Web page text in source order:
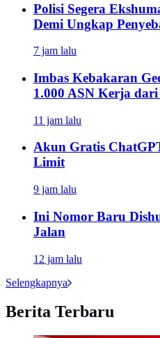
Polisi Segera
Demi Ungkap
7 jam lalu
Imbas Kebakaran
1.000 ASN Kerja
11 jam lalu
Akun Gratis
Limit
9 jam lalu
Ini Nomor Baru
Jalan
12 jam lalu
Selengkapnya
Berita Terbaru